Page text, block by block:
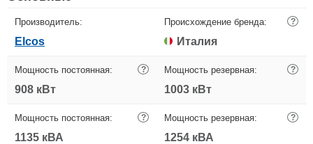
Производитель:
Elcos
Происхождение бренда: ?
Италия
Мощность постоянная: ?
908 кВт
Мощность резервная: ?
1003 кВт
Мощность постоянная: ?
1135 кВА
Мощность резервная: ?
1254 кВА